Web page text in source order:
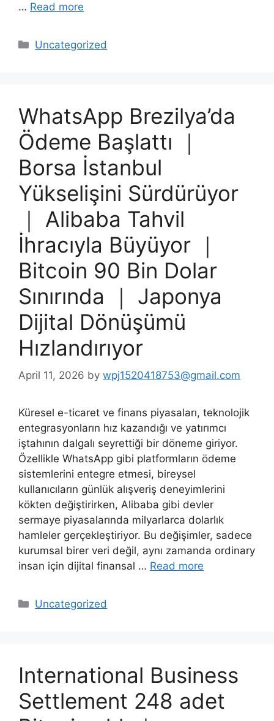
… Read more
Categories
Uncategorized
WhatsApp Brezilya’da
Ödeme Başlattı ｜
Borsa İstanbul
Yükselişini Sürdürüyor
｜ Alibaba Tahvil
İhracıyla Büyüyor ｜
Bitcoin 90 Bin Dolar
Sınırında ｜ Japonya
Dijital Dönüşümü
Hızlandırıyor
April 11, 2026 by wpj1520418753@gmail.com
Küresel e-ticaret ve finans piyasaları, teknolojik
entegrasyonların hız kazandığı ve yatırımcı
iştahının dalgalı seyrettiği bir döneme giriyor.
Özellikle WhatsApp gibi platformların ödeme
sistemlerini entegre etmesi, bireysel
kullanıcıların günlük alışveriş deneyimlerini
kökten değiştirirken, Alibaba gibi devler
sermaye piyasalarında milyarlarca dolarlık
hamleler gerçekleştiriyor. Bu değişimler, sadece
kurumsal birer veri değil, aynı zamanda ordinary
insan için dijital finansal … Read more
Categories
Uncategorized
International Business
Settlement 248 adet